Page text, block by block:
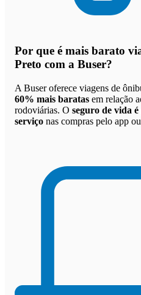
Por que é mais barato
Preto com a Buser?
A Buser oferece viagens de
60% mais baratas em relação
rodoviárias. O seguro de vida
serviço nas compras pelo app